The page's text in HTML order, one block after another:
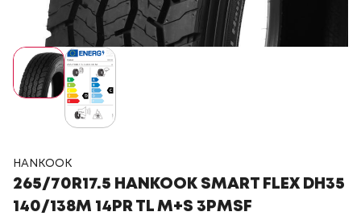
HANKOOK
265/70R17.5 HANKOOK SMART FLEX DH35
140/138M 14PR TL M+S 3PMSF